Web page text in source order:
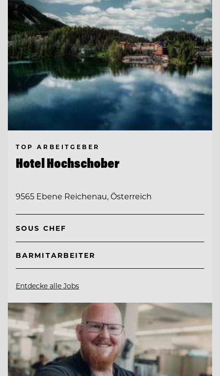
TOP ARBEITGEBER
Hotel Hochschober
9565 Ebene Reichenau, Österreich
SOUS CHEF
BARMITARBEITER
Entdecke alle Jobs